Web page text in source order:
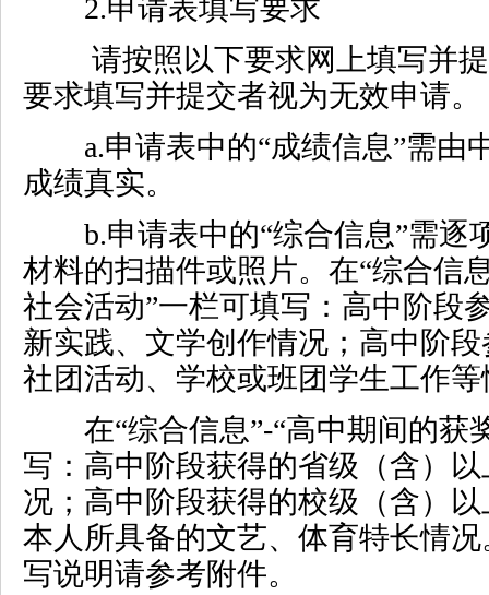
2.申请表填写要求
请按照以下要求网上填写并提
要求填写并提交者视为无效申请。
a.申请表中的“成绩信息”需由
成绩真实。
b.申请表中的“综合信息”需逐
材料的扫描件或照片。在“综合信
社会活动”一栏可填写：高中阶段
新实践、文学创作情况；高中阶
社团活动、学校或班团学生工作
在“综合信息”-“高中期间的获
写：高中阶段获得的省级（含）
况；高中阶段获得的校级（含）
本人所具备的文艺、体育特长情
写说明请参考附件。